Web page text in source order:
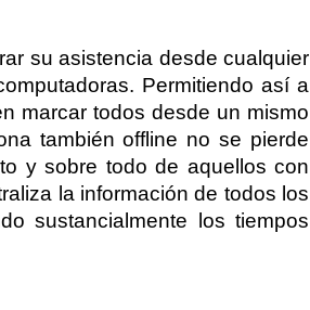
su asistencia desde cualquier
Permitiendo así a
marcar todos desde un mismo
también offline no se pierde
y sobre todo de aquellos con
la información de todos los
sustancialmente los tiempos